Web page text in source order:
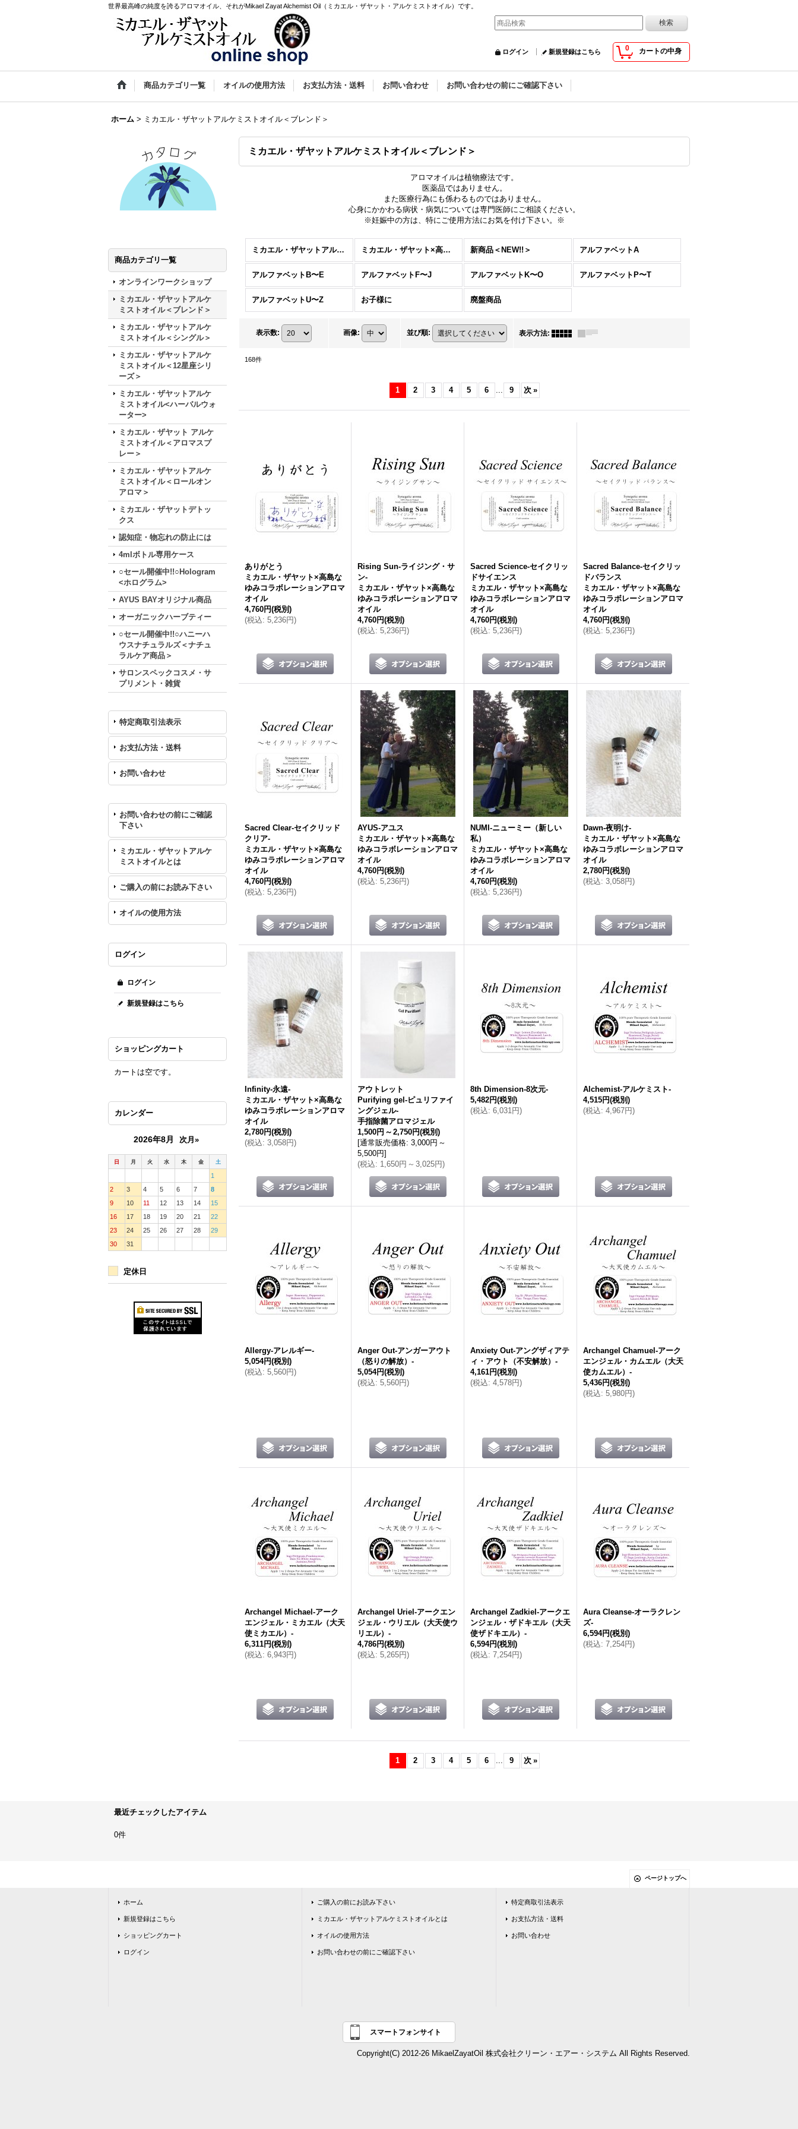
世界最高峰の純度を誇るアロマオイル、それがMikael Zayat Alchemist Oil（ミカエル・ザヤット・アルケミストオイル）です。
0 カートの中身
ログイン 新規登録はこちら
商品カテゴリ一覧 オイルの使用方法 お支払方法・送料 お問い合わせ お問い合わせの前にご確認下さい
ホーム > ミカエル・ザヤットアルケミストオイル＜ブレンド＞
商品カテゴリ一覧
オンラインワークショップ
ミカエル・ザヤットアルケ
ミストオイル＜ブレンド＞
ミカエル・ザヤットアルケ
ミストオイル＜シングル＞
ミカエル・ザヤットアルケ
ミストオイル＜12星座シリ
ーズ＞
ミカエル・ザヤットアルケ
ミストオイル<ハーバルウォ
ーター>
ミカエル・ザヤット アルケ
ミストオイル＜アロマスプ
レー＞
ミカエル・ザヤットアルケ
ミストオイル＜ロールオン
アロマ＞
ミカエル・ザヤットデトッ
クス
認知症・物忘れの防止には
4mlボトル専用ケース
○セール開催中!!○Hologram
<ホログラム>
AYUS BAYオリジナル商品
オーガニックハーブティー
○セール開催中!!○ハニーハ
ウスナチュラルズ＜ナチュ
ラルケア商品＞
サロンスペックコスメ・サ
プリメント・雑貨
特定商取引法表示
お支払方法・送料
お問い合わせ
お問い合わせの前にご確認
下さい
ミカエル・ザヤットアルケ
ミストオイルとは
ご購入の前にお読み下さい
オイルの使用方法
ログイン
ログイン
新規登録はこちら
ショッピングカート
カートは空です。
カレンダー
2026年8月 次月»
日 月 火 水 木 金 土
1
2
3 4 5 6 7
8
9
10 11 12 13 14
15
16
17 18 19 20 21
22
23
24 25 26 27 28
29
30
31
定休日
ミカエル・ザヤットアルケミストオイル＜ブレンド＞
アロマオイルは植物療法です。
医薬品ではありません。
また医療行為にも係わるものではありません。
心身にかかわる病状・病気については専門医師にご相談ください。
※妊娠中の方は、特にご使用方法にお気を付け下さい。※
ミカエル・ザヤットアルケミストオイル＜ブレンド＞ (全商品) ミカエル・ザヤット×高島なゆみオリジナルオイル 新商品＜NEW!!＞ アルファベットA
アルファベットB〜E アルファベットF〜J アルファベットK〜O アルファベットP〜T
アルファベットU〜Z お子様に 廃盤商品
表示数: 画像: 並び順: 表示方法:
168件
1 2 3 4 5 6 ... 9 次 »
ありがとう
ミカエル・ザヤット×高島な
ゆみコラボレーションアロマ
オイル
4,760円(税別)
(税込: 5,236円)
Rising Sun-ライジング・サ
ン-
ミカエル・ザヤット×高島な
ゆみコラボレーションアロマ
オイル
4,760円(税別)
(税込: 5,236円)
Sacred Science-セイクリッ
ドサイエンス
ミカエル・ザヤット×高島な
ゆみコラボレーションアロマ
オイル
4,760円(税別)
(税込: 5,236円)
Sacred Balance-セイクリッ
ドバランス
ミカエル・ザヤット×高島な
ゆみコラボレーションアロマ
オイル
4,760円(税別)
(税込: 5,236円)
Sacred Clear-セイクリッド
クリア-
ミカエル・ザヤット×高島な
ゆみコラボレーションアロマ
オイル
4,760円(税別)
(税込: 5,236円)
AYUS-アユス
ミカエル・ザヤット×高島な
ゆみコラボレーションアロマ
オイル
4,760円(税別)
(税込: 5,236円)
NUMI-ニューミー（新しい
私）
ミカエル・ザヤット×高島な
ゆみコラボレーションアロマ
オイル
4,760円(税別)
(税込: 5,236円)
Dawn-夜明け-
ミカエル・ザヤット×高島な
ゆみコラボレーションアロマ
オイル
2,780円(税別)
(税込: 3,058円)
Infinity-永遠-
ミカエル・ザヤット×高島な
ゆみコラボレーションアロマ
オイル
2,780円(税別)
(税込: 3,058円)
アウトレット
Purifying gel-ピュリファイ
ングジェル-
手指除菌アロマジェル
1,500円 ～ 2,750円(税別)
[通常販売価格: 3,000円 ～
5,500円]
(税込: 1,650円 ～ 3,025円)
8th Dimension-8次元-
5,482円(税別)
(税込: 6,031円)
Alchemist-アルケミスト‐
4,515円(税別)
(税込: 4,967円)
Allergy-アレルギー‐
5,054円(税別)
(税込: 5,560円)
Anger Out-アンガーアウト
（怒りの解放）‐
5,054円(税別)
(税込: 5,560円)
Anxiety Out-アングザィアテ
ィ・アウト（不安解放）-
4,161円(税別)
(税込: 4,578円)
Archangel Chamuel-アーク
エンジェル・カムエル（大天
使カムエル）-
5,436円(税別)
(税込: 5,980円)
Archangel Michael-アーク
エンジェル・ミカエル（大天
使ミカエル）-
6,311円(税別)
(税込: 6,943円)
Archangel Uriel-アークエン
ジェル・ウリエル（大天使ウ
リエル）-
4,786円(税別)
(税込: 5,265円)
Archangel Zadkiel-アークエ
ンジェル・ザドキエル（大天
使ザドキエル）-
6,594円(税別)
(税込: 7,254円)
Aura Cleanse-オーラクレン
ズ-
6,594円(税別)
(税込: 7,254円)
1 2 3 4 5 6 ... 9 次 »
最近チェックしたアイテム
0件
ページトップへ
ホーム
新規登録はこちら
ショッピングカート
ログイン
ご購入の前にお読み下さい
ミカエル・ザヤットアルケミストオイルとは
オイルの使用方法
お問い合わせの前にご確認下さい
特定商取引法表示
お支払方法・送料
お問い合わせ
スマートフォンサイト
Copyright(C) 2012-26 MikaelZayatOil 株式会社クリーン・エアー・システム All Rights Reserved.